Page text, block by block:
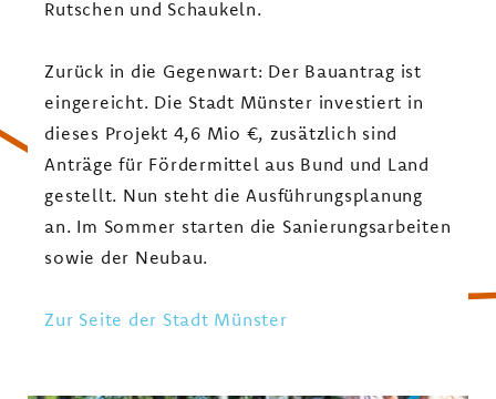
Rutschen und Schaukeln.
Zurück in die Gegenwart: Der Bauantrag ist
eingereicht. Die Stadt Münster investiert in
dieses Projekt 4,6 Mio €, zusätzlich sind
Anträge für Fördermittel aus Bund und Land
gestellt. Nun steht die Ausführungsplanung
an. Im Sommer starten die Sanierungsarbeiten
sowie der Neubau.
Zur Seite der Stadt Münster